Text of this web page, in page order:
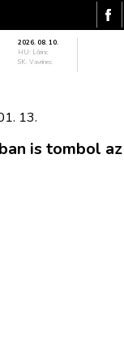
2026. 08. 10.
HU: Lőrinc
SK: Vavrinec
13.
is tombol